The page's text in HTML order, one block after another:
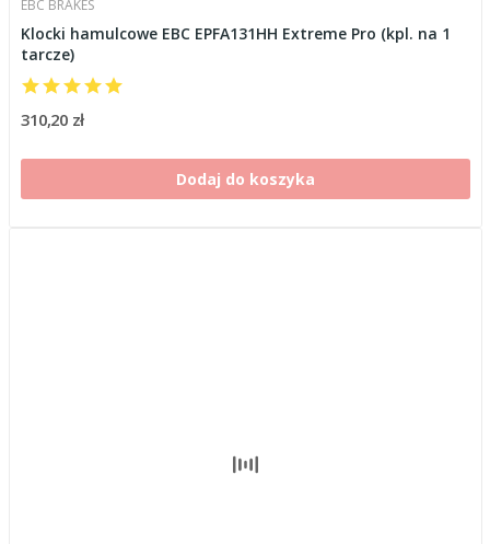
EBC BRAKES
Klocki hamulcowe EBC EPFA131HH Extreme Pro (kpl. na 1
tarcze)
310,20 zł
Dodaj do koszyka